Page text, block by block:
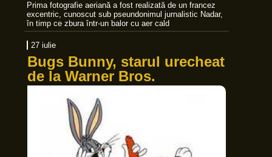
Prima fotografie aeriană a fost realizată de un francez
excentric, cunoscut sub pseundonimul jurnalistic Nadar,
în timp ce zbura într-un balor cu aer cald
27 iulie
Bugs Bunny, starul urecheat
de la Warner Bros.